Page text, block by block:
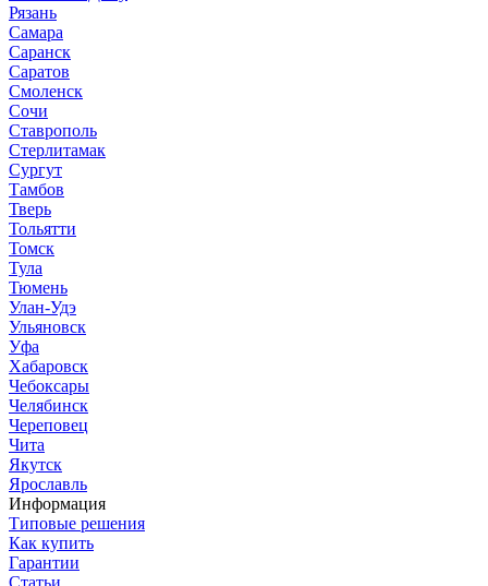
Рязань
Самара
Саранск
Саратов
Смоленск
Сочи
Ставрополь
Стерлитамак
Сургут
Тамбов
Тверь
Тольятти
Томск
Тула
Тюмень
Улан-Удэ
Ульяновск
Уфа
Хабаровск
Чебоксары
Челябинск
Череповец
Чита
Якутск
Ярославль
Информация
Типовые решения
Как купить
Гарантии
Статьи